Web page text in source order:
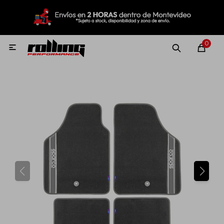
0

MI CUENTA
Nuevo! Rolling Repuestos
Lubricantes
Aditivos